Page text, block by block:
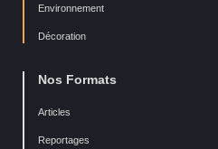
Environnement
Décoration
Nos Formats
Articles
Reportages